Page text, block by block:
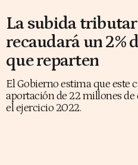
La subida
recaudará un 2%
que reparten
El Gobierno estima que este
aportación de 22 millones de
el ejercicio 2022.